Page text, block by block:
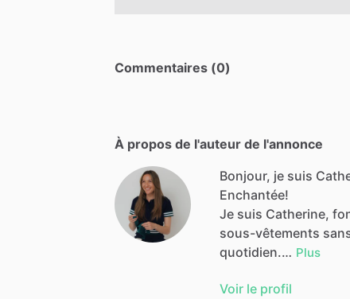
Commentaires (0)
À propos de l'auteur de l'annonce
Bonjour, je suis
Enchantée!
Je suis Catherine,
sous-vêtements
quotidien.… Plus
Voir le profil